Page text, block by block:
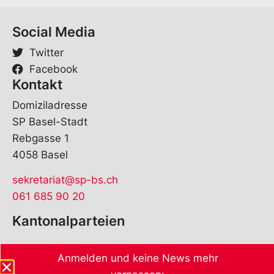
Social Media
Twitter
Facebook
Kontakt
Domiziladresse
SP Basel-Stadt
Rebgasse 1
4058 Basel
sekretariat@sp-bs.ch
061 685 90 20
Kantonalparteien
Anmelden und keine News mehr